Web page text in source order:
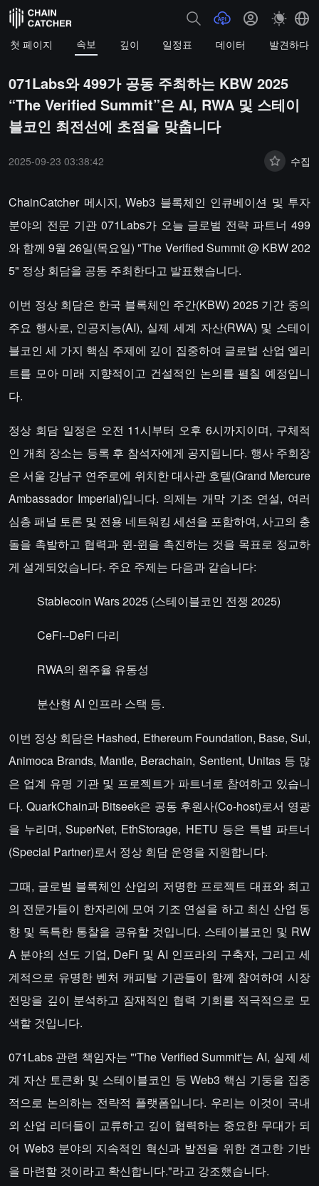
첫 페이지 속보 깊이 일정표 데이터 발견하다
071Labs와 499가 공동 주최하는 KBW 2025
“The Verified Summit”은 AI, RWA 및 스테이
블코인 최전선에 초점을 맞춥니다
2025-09-23 03:38:42 수집
ChainCatcher 메시지, Web3 블록체인 인큐베이션 및 투자
분야의 전문 기관 071Labs가 오늘 글로벌 전략 파트너 499
와 함께 9월 26일(목요일) "The Verified Summit @ KBW 202
5" 정상 회담을 공동 주최한다고 발표했습니다.
이번 정상 회담은 한국 블록체인 주간(KBW) 2025 기간 중의
주요 행사로, 인공지능(AI), 실제 세계 자산(RWA) 및 스테이
블코인 세 가지 핵심 주제에 깊이 집중하여 글로벌 산업 엘리
트를 모아 미래 지향적이고 건설적인 논의를 펼칠 예정입니
다.
정상 회담 일정은 오전 11시부터 오후 6시까지이며, 구체적
인 개최 장소는 등록 후 참석자에게 공지됩니다. 행사 주회장
은 서울 강남구 연주로에 위치한 대사관 호텔(Grand Mercure
Ambassador Imperial)입니다. 의제는 개막 기조 연설, 여러
심층 패널 토론 및 전용 네트워킹 세션을 포함하여, 사고의 충
돌을 촉발하고 협력과 윈-윈을 촉진하는 것을 목표로 정교하
게 설계되었습니다. 주요 주제는 다음과 같습니다:
Stablecoin Wars 2025 (스테이블코인 전쟁 2025)
CeFi--DeFi 다리
RWA의 원주율 유동성
분산형 AI 인프라 스택 등.
이번 정상 회담은 Hashed, Ethereum Foundation, Base, Sui,
Animoca Brands, Mantle, Berachain, Sentient, Unitas 등 많
은 업계 유명 기관 및 프로젝트가 파트너로 참여하고 있습니
다. QuarkChain과 Bitseek은 공동 후원사(Co-host)로서 영광
을 누리며, SuperNet, EthStorage, HETU 등은 특별 파트너
(Special Partner)로서 정상 회담 운영을 지원합니다.
그때, 글로벌 블록체인 산업의 저명한 프로젝트 대표와 최고
의 전문가들이 한자리에 모여 기조 연설을 하고 최신 산업 동
향 및 독특한 통찰을 공유할 것입니다. 스테이블코인 및 RW
A 분야의 선도 기업, DeFi 및 AI 인프라의 구축자, 그리고 세
계적으로 유명한 벤처 캐피탈 기관들이 함께 참여하여 시장
전망을 깊이 분석하고 잠재적인 협력 기회를 적극적으로 모
색할 것입니다.
071Labs 관련 책임자는 "'The Verified Summit'는 AI, 실제 세
계 자산 토큰화 및 스테이블코인 등 Web3 핵심 기둥을 집중
적으로 논의하는 전략적 플랫폼입니다. 우리는 이것이 국내
외 산업 리더들이 교류하고 깊이 협력하는 중요한 무대가 되
어 Web3 분야의 지속적인 혁신과 발전을 위한 견고한 기반
을 마련할 것이라고 확신합니다."라고 강조했습니다.